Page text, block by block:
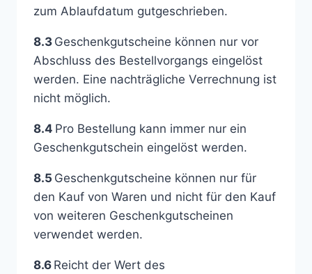
zum Ablaufdatum gutgeschrieben.
8.3 Geschenkgutscheine können nur vor
Abschluss des Bestellvorgangs eingelöst
werden. Eine nachträgliche Verrechnung ist
nicht möglich.
8.4 Pro Bestellung kann immer nur ein
Geschenkgutschein eingelöst werden.
8.5 Geschenkgutscheine können nur für
den Kauf von Waren und nicht für den Kauf
von weiteren Geschenkgutscheinen
verwendet werden.
8.6 Reicht der Wert des